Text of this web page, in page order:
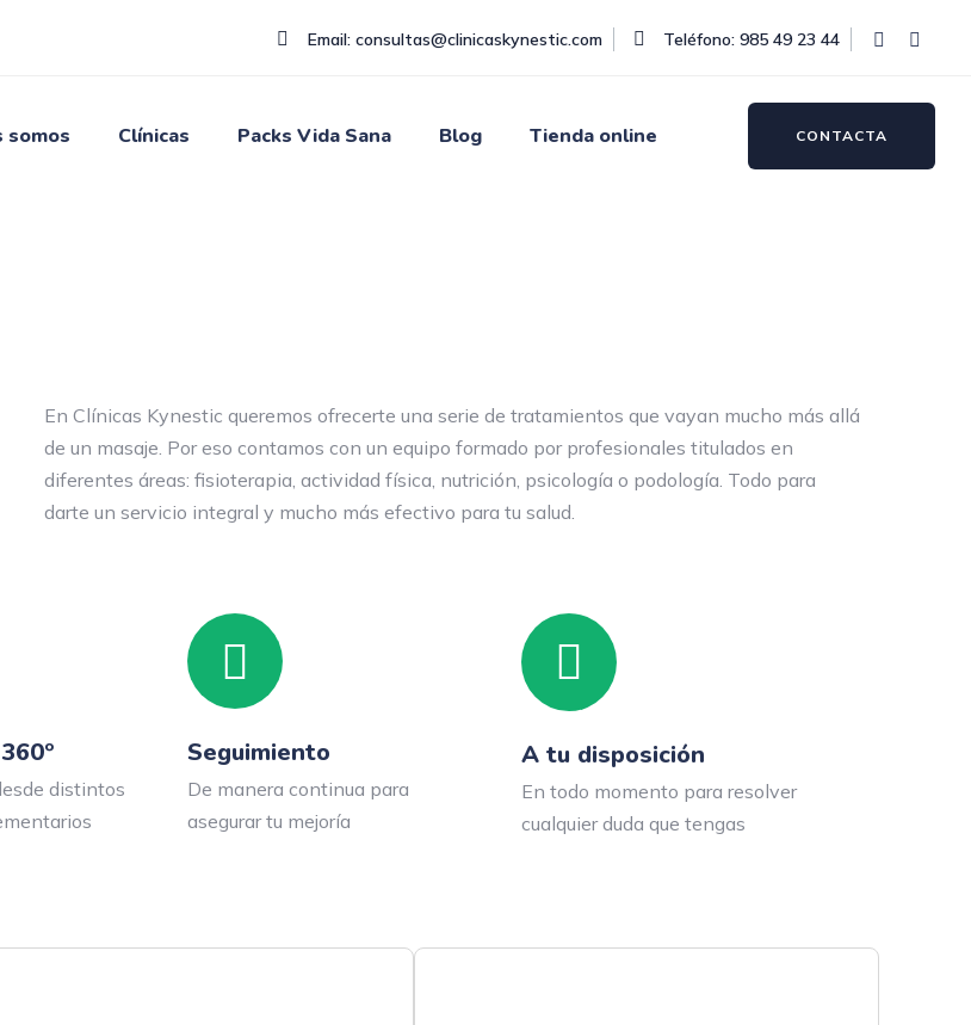
Email: consultas@clinicaskynestic.com Teléfono: 985 49 23 44
somos Clínicas Packs Vida Sana Blog Tienda online CONTACTA
En Clínicas Kynestic queremos ofrecerte una serie de tratamientos que vayan mucho más allá
de un masaje. Por eso contamos con un equipo formado por profesionales titulados en
diferentes áreas: fisioterapia, actividad física, nutrición, psicología o podología. Todo para
darte un servicio integral y mucho más efectivo para tu salud.
distintos
Seguimiento
De manera continua para
asegurar tu mejoría
A tu disposición
En todo momento para resolver
cualquier duda que tengas